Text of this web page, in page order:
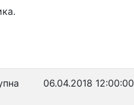
06.04.2018 12:00:00